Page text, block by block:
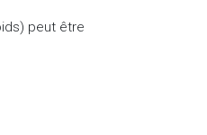
peut être